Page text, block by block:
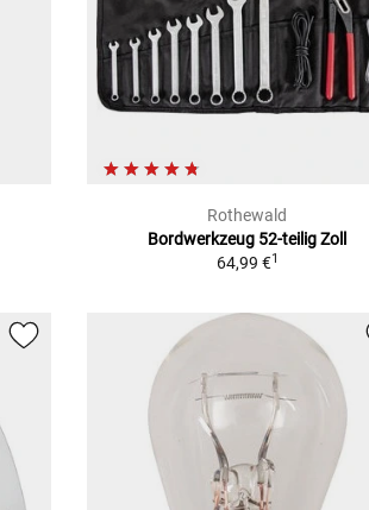
Rothewald
Bordwerkzeug 52-teilig Zoll
64,99 €1